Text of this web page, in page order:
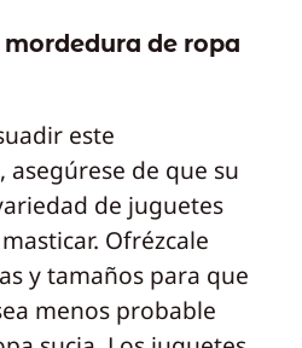
de ropa
este
de que su
de juguetes
Ofrézcale
y tamaños para que
menos probable